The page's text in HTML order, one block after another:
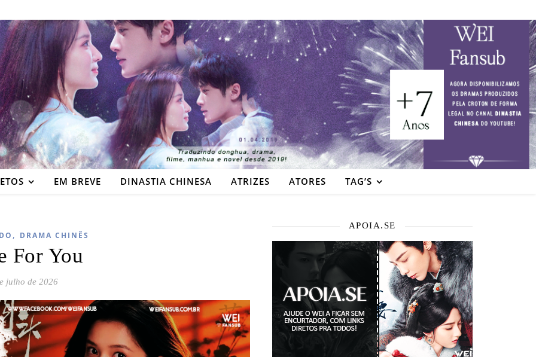
EM BREVE DINASTIA CHINESA ATRIZES ATORES TAG’S
, DRAMA CHINÊS
For You
julho de 2026
APOIA.SE